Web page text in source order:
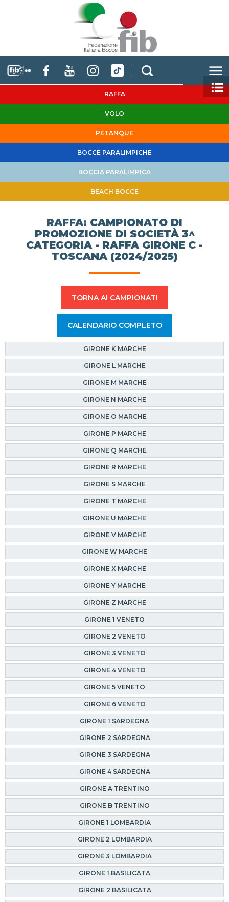
RAFFA
VOLO
PETANQUE
BOCCE PARALIMPICHE
BOCCIA PARALIMPICA
BEACH BOCCE
RAFFA: CAMPIONATO DI
PROMOZIONE DI SOCIETÀ 3^
CATEGORIA - RAFFA GIRONE C -
TOSCANA (2024/2025)
TORNA AI CAMPIONATI
CALENDARIO COMPLETO
GIRONE K MARCHE
GIRONE L MARCHE
GIRONE M MARCHE
GIRONE N MARCHE
GIRONE O MARCHE
GIRONE P MARCHE
GIRONE Q MARCHE
GIRONE R MARCHE
GIRONE S MARCHE
GIRONE T MARCHE
GIRONE U MARCHE
GIRONE V MARCHE
GIRONE W MARCHE
GIRONE X MARCHE
GIRONE Y MARCHE
GIRONE Z MARCHE
GIRONE 1 VENETO
GIRONE 2 VENETO
GIRONE 3 VENETO
GIRONE 4 VENETO
GIRONE 5 VENETO
GIRONE 6 VENETO
GIRONE 1 SARDEGNA
GIRONE 2 SARDEGNA
GIRONE 3 SARDEGNA
GIRONE 4 SARDEGNA
GIRONE A TRENTINO
GIRONE B TRENTINO
GIRONE 1 LOMBARDIA
GIRONE 2 LOMBARDIA
GIRONE 3 LOMBARDIA
GIRONE 1 BASILICATA
GIRONE 2 BASILICATA